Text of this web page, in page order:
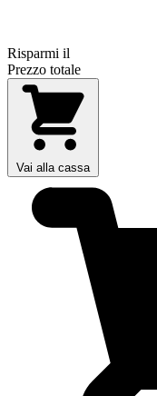
Risparmi il
Prezzo totale
Vai alla cassa